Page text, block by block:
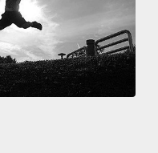
one...
that one. We will
什麼？我們納進了很多
胎兔女郎舞者，還有